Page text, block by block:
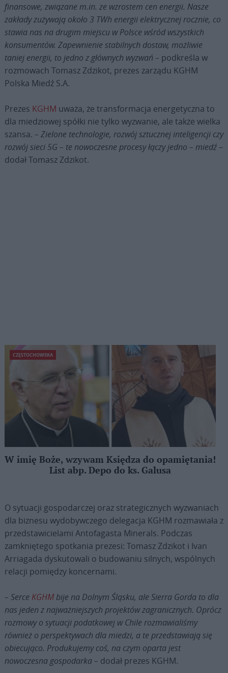
finansowe, związane m.in. ze wzrostem cen energii. Nasze
zakłady zużywają około 3 TWh energii elektrycznej rocznie, co
stawia nas na drugim miejscu w Polsce wśród wszystkich
konsumentów. Zapewnienie stabilnych dostaw, możliwie
taniej energii, to jedno z głównych wyzwań – podkreśla w
rozmowach Tomasz Zdzikot, prezes zarządu KGHM
Polska Miedź S.A.
Prezes KGHM uważa, że transformacja energetyczna to
dla miedziowej spółki nie tylko wyzwanie, ale także wielka
szansa. – Zielone technologie, rozwój sztucznej inteligencji czy
rozwój sieci 5G – te nowoczesne procesy łączy jedno – miedź–
dodał Tomasz Zdzikot.
CZĘSTOCHOWSKA
W imię Boże, wzywam Księdza do opamiętania!
List abp. Depo do ks. Galusa
O sytuacji gospodarczej oraz strategicznych wyzwaniach
dla biznesu wydobywczego delegacja KGHM rozmawiała z
przedstawicielami Antofagasta Minerals. Podczas
zamkniętego spotkania prezesi: Tomasz Zdzikot i Ivan
Arriagada dyskutowali o budowaniu silnych, wspólnych
relacji pomiędzy koncernami.
– Serce KGHMbije na Dolnym Śląsku, ale Sierra Gorda to dla
nas jeden z najważniejszych projektów zagranicznych. Oprócz
rozmowy o sytuacji podatkowej w Chile rozmawialiśmy
również o perspektywach dla miedzi, a te przedstawiają się
obiecująco. Produkujemy coś, na czym oparta jest
nowoczesna gospodarka – dodał prezes KGHM.